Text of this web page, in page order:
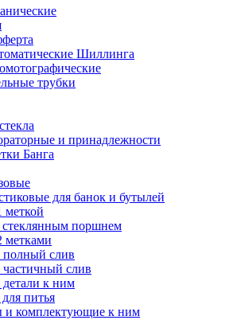
Шиллинга
трубки
и принадлежности
Банга
для банок и бутылей
меткой
поршнем
метками
слив
слив
к ним
питья
и комплектующие к ним